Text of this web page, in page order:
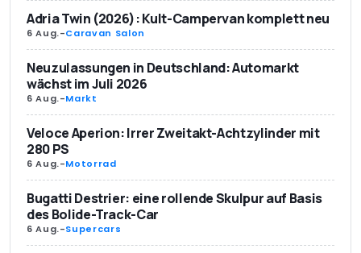
Adria Twin (2026): Kult-Campervan komplett neu
6 Aug.-Caravan Salon
Neuzulassungen in Deutschland: Automarkt
wächst im Juli 2026
6 Aug.-Markt
Veloce Aperion: Irrer Zweitakt-Achtzylinder mit
280 PS
6 Aug.-Motorrad
Bugatti Destrier: eine rollende Skulpur auf Basis
des Bolide-Track-Car
6 Aug.-Supercars